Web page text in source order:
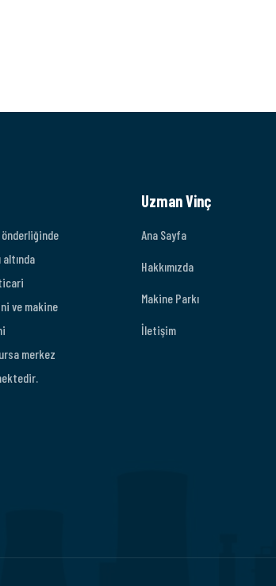
önderliğinde
altında
ve makine
merkez
Uzman Vinç
Ana Sayfa
Hakkımızda
Makine Parkı
İletişim